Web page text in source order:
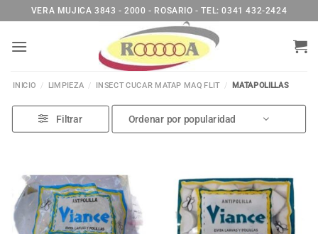
al
contenido
VERA MUJICA 3843 - 2000 - ROSARIO - TEL: 0341 432-2424
INICIO / LIMPIEZA / INSECT CUCAR MATAP MAQ FLIT / MATAPOLILLAS
Filtrar